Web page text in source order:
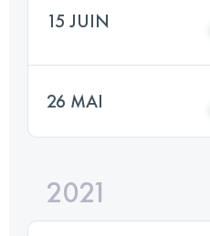
15 JUIN
26 MAI
2021